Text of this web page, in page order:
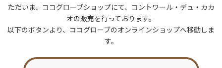
ただいま、ココグローブショップにて、コントワール・デュ・カカ
オの販売を行っております。
以下のボタンより、ココグローブのオンラインショップへ移動しま
す。